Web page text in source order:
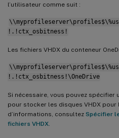
l’utilisateur comme suit :
!.!ctx_osbitness!
Les fichiers VHDX du conteneur
!.!ctx_osbitness!\OneDrive
Si nécessaire, vous pouvez
pour stocker les disques VHDX pour
d’informations, consultez Spécifier
fichiers VHDX